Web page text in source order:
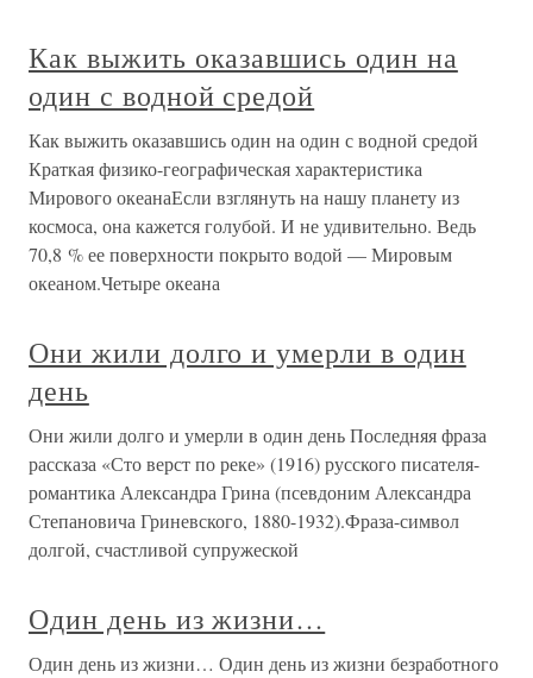
Как выжить оказавшись один на
один с водной средой
Как выжить оказавшись один на один с водной средой
Краткая физико-географическая характеристика
Мирового океанаЕсли взглянуть на нашу планету из
космоса, она кажется голубой. И не удивительно. Ведь
70,8 % ее поверхности покрыто водой — Мировым
океаном.Четыре океана
Они жили долго и умерли в один
день
Они жили долго и умерли в один день Последняя фраза
рассказа «Сто верст по реке» (1916) русского писателя-
романтика Александра Грина (псевдоним Александра
Степановича Гриневского, 1880-1932).Фраза-символ
долгой, счастливой супружеской
Один день из жизни…
Один день из жизни… Один день из жизни безработного